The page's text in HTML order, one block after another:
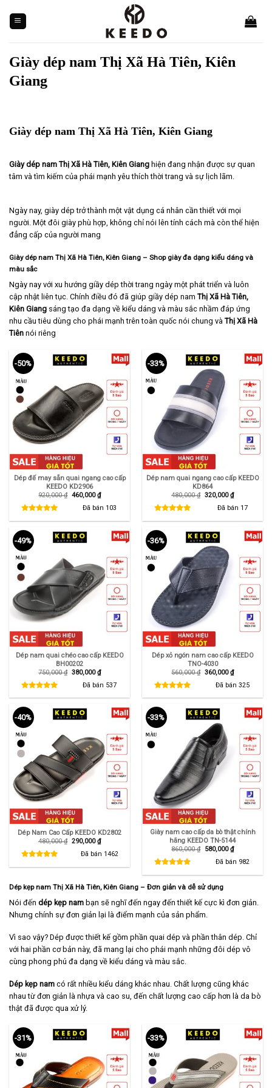
content
Giày dép nam Thị Xã Hà Tiên, Kiên
Giang
Giày dép nam Thị Xã Hà Tiên, Kiên Giang
Giày dép nam Thị Xã Hà Tiên, Kiên Giang hiện đang nhận được sự quan
tâm và tìm kiếm của phái mạnh yêu thích thời trang và sự lịch lãm.
Ngày nay, giày dép trở thành một vật dụng cá nhân cần thiết với mọi
người. Một đôi giày phù hợp, không chỉ nói lên tính cách mà còn thể hiện
đẳng cấp của người mang
Giày dép nam Thị Xã Hà Tiên, Kiên Giang – Shop giày đa dạng kiểu dáng và
màu sắc
Ngày nay với xu hướng giầy dép thời trang ngày một phát triển và luôn
cập nhật liên tục. Chính điều đó đã giúp giầy dép nam Thị Xã Hà Tiên,
Kiên Giang sáng tạo đa dạng về kiểu dáng và màu sắc nhầm đáp ứng
nhu cầu tiêu dùng cho phái mạnh trên toàn quốc nói chung và Thị Xã Hà
Tiên nói riêng
-50%
Dép đế may sẵn quai ngang cao cấp
KEEDO KD2906
920,000₫ Giá
460,000₫Giá
hiện
tại
Đã bán 103
-33%
Dép nam quai ngang cao cấp KEEDO
KD864
480,000₫ Giá
320,000₫Giá
hiện
tại
Đã bán 17
-49%
Dép nam quai chéo cao cấp KEEDO
BH00202
750,000₫ Giá
750,000 ₫.
380,000₫Giá
hiện
tại
là:
380,000 ₫.
Đã bán 537
-36%
Dép xỏ ngón nam cao cấp KEEDO
TNO-4030
560,000₫ Giá
560,000 ₫.
360,000₫Giá
hiện
tại
là:
360,000 ₫.
Đã bán 325
-40%
Dép Nam Cao Cấp KEEDO KD2802
480,000₫ Giá
290,000₫Giá
hiện
tại
Đã bán 1462
-33%
Giày nam cao cấp da bò thật chính
hãng KEEDO TN-5144
860,000₫ Giá
580,000₫Giá
hiện
tại
Đã bán 982
Dép kẹp nam Thị Xã Hà Tiên, Kiên Giang – Đơn giản và dễ sử dụng
Nói đến dép kẹp nam bạn sẽ nghĩ đến ngay đến thiết kế cực kì đơn giản.
Nhưng chính sự đơn giản lại là điểm mạnh của sản phẩm.
Vì sao vậy? Dép được thiết kế gồm phần quai dép và phần thân dép. Chỉ
với hai phần cơ bản này, đã mang lại cho phái mạnh những đôi dép vô
cùng phong phú đa dạng về kiểu dáng và màu sắc.
Dép kẹp nam có rất nhiều kiểu dáng khác nhau. Chất lượng cũng khác
nhau từ đơn giản là nhựa và cao su, đến chất lượng cao cấp hơn là da bò
thật đã được qua xử lý.
-31% -33%